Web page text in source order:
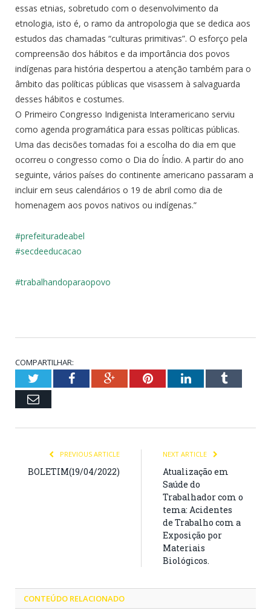
essas etnias, sobretudo com o desenvolvimento da
etnologia, isto é, o ramo da antropologia que se dedica aos
estudos das chamadas “culturas primitivas”. O esforço pela
compreensão dos hábitos e da importância dos povos
indígenas para história despertou a atenção também para o
âmbito das políticas públicas que visassem à salvaguarda
desses hábitos e costumes.
O Primeiro Congresso Indigenista Interamericano serviu
como agenda programática para essas políticas públicas.
Uma das decisões tomadas foi a escolha do dia em que
ocorreu o congresso como o Dia do Índio. A partir do ano
seguinte, vários países do continente americano passaram a
incluir em seus calendários o 19 de abril como dia de
homenagem aos povos nativos ou indígenas.”
#prefeituradeabel
#secdeeducacao
#trabalhandoparaopovo
COMPARTILHAR:
TwitterFacebookGoogle+PinterestLinkedInTumblr
Email
PREVIOUS ARTICLE
BOLETIM(19/04/2022)
NEXT ARTICLE
Atualização em
Saúde do
Trabalhador com o
tema: Acidentes
de Trabalho com a
Exposição por
Materiais
Biológicos.
CONTEÚDO RELACIONADO